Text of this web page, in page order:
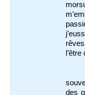
des